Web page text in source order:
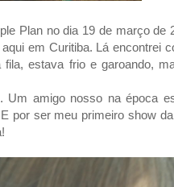
Plan no dia 19 de março de
em Curitiba. Lá encontrei
estava frio e garoando,
Um amigo nosso na época
por ser meu primeiro show